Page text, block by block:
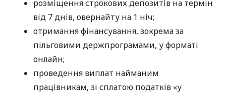
розміщення строкових депозитів на термін
від 7 днів, овернайту на 1 ніч;
отримання фінансування, зокрема за
пільговими держпрограмами, у форматі
онлайн;
проведення виплат найманим
працівникам, зі сплатою податків «у